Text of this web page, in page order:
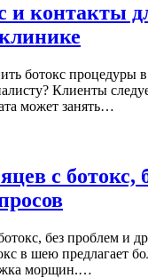
и контакты
ботокс процедуры
Клиенты
может занять…
с ботокс,
без проблем и
в шею предлагает
морщин.…